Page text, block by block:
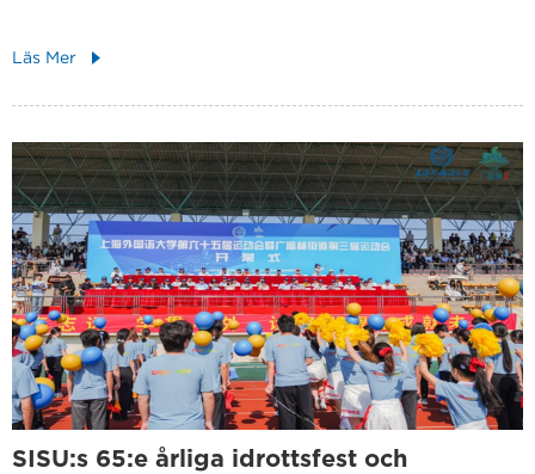
Läs Mer
SISU:s 65:e årliga idrottsfest och